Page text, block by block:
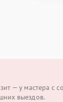
— у мастера с
выездов.